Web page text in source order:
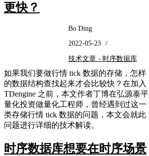
更快？
Bo Ding
2022-05-23 /
技术文章 - 时序数据库
如果我们要做行情 tick 数据的存储，怎样
的数据结构查找起来才会比较快？在加入
TDengine 之前，本文作者丁博在弘源泰平
量化投资做量化工程师，曾经遇到过这一
类存储行情 tick 数据的问题，本文会就此
问题进行详细的技术解读。
时序数据库想要在时序场景